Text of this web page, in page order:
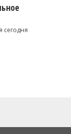
сегодня